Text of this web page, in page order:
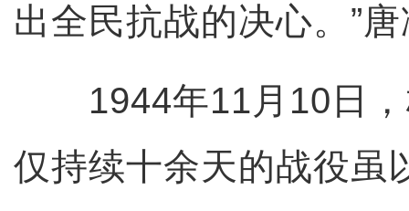
出全民抗战的决心。”
1944年11月10日，
仅持续十余天的战役虽